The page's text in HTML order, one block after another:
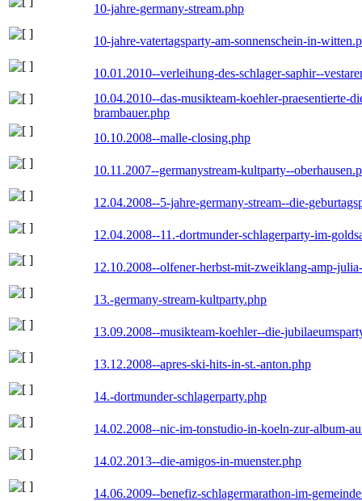
10-jahre-germany-stream.php
10-jahre-vatertagsparty-am-sonnenschein-in-
10.01.2010--verleihung-des-schlager-saphir--
10.04.2010--das-musikteam-koehler-praesentierte-
brambauer.php
10.10.2008--malle-closing.php
10.11.2007--germanystream-kultparty--
12.04.2008--5-jahre-germany-stream--die-
12.04.2008--11.-dortmunder-schlagerparty-im-
12.10.2008--olfener-herbst-mit-zweiklang-amp-
13.-germany-stream-kultparty.php
13.09.2008--musikteam-koehler--die-
13.12.2008--apres-ski-hits-in-st.-anton.php
14.-dortmunder-schlagerparty.php
14.02.2008--nic-im-tonstudio-in-koeln-zur-album-
14.02.2013--die-amigos-in-muenster.php
14.06.2009--benefiz-schlagermarathon-im-